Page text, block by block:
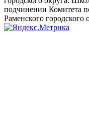
подчинении Комитета
Раменского городского